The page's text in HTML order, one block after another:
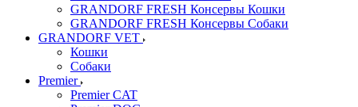
GRANDORF FRESH Консервы Кошки
GRANDORF FRESH Консервы Собаки
GRANDORF VET
Кошки
Собаки
Premier
Premier CAT